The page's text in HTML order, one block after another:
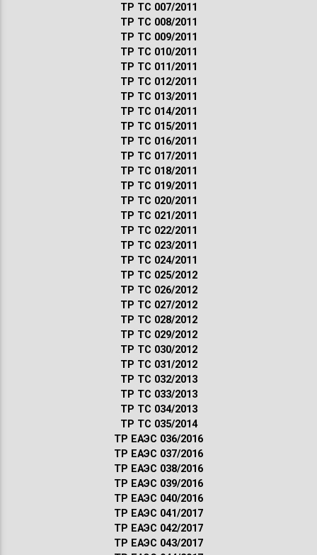
ТР ТС 007/2011
ТР ТС 008/2011
ТР ТС 009/2011
ТР ТС 010/2011
ТР ТС 011/2011
ТР ТС 012/2011
ТР ТС 013/2011
ТР ТС 014/2011
ТР ТС 015/2011
ТР ТС 016/2011
ТР ТС 017/2011
ТР ТС 018/2011
ТР ТС 019/2011
ТР ТС 020/2011
ТР ТС 021/2011
ТР ТС 022/2011
ТР ТС 023/2011
ТР ТС 024/2011
ТР ТС 025/2012
ТР ТС 026/2012
ТР ТС 027/2012
ТР ТС 028/2012
ТР ТС 029/2012
ТР ТС 030/2012
ТР ТС 031/2012
ТР ТС 032/2013
ТР ТС 033/2013
ТР ТС 034/2013
ТР ТС 035/2014
ТР ЕАЭС 036/2016
ТР ЕАЭС 037/2016
ТР ЕАЭС 038/2016
ТР ЕАЭС 039/2016
ТР ЕАЭС 040/2016
ТР ЕАЭС 041/2017
ТР ЕАЭС 042/2017
ТР ЕАЭС 043/2017